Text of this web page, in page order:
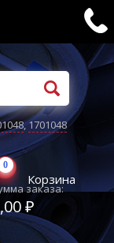
,1701048
0
Корзина
заказа:
₽